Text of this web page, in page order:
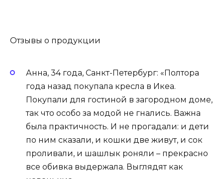
Отзывы о продукции
Анна, 34 года, Санкт-Петербург: «Полтора
года назад покупала кресла в Икеа.
Покупали для гостиной в загородном доме,
так что особо за модой не гнались. Важна
была практичность. И не прогадали: и дети
по ним сказали, и кошки две живут, и сок
проливали, и шашлык роняли – прекрасно
все обивка выдержала. Выглядят как